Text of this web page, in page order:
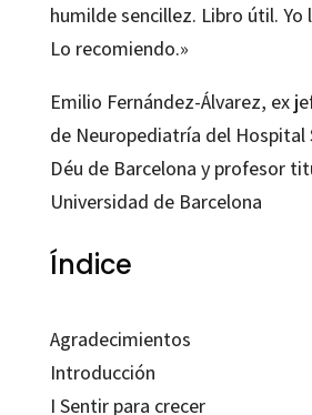
humilde sencillez. Libro útil.
Lo recomiendo.»
Emilio Fernández-Álvarez, ex
de Neuropediatría del Hospital
Déu de Barcelona y profesor
Universidad de Barcelona
Índice
Agradecimientos
Introducción
I Sentir para crecer